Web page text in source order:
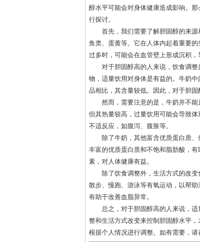
醇水平可能会对身体健康造成影响。
行探讨。
首先，我们需要了解胆固醇的来
鱼类、蛋黄等。它在人体内起着重要
过多时，可能会在血管壁上形成沉积，
对于胆固醇高的人来说，饮食调
物，适量饮用对身体是有益的。牛奶
品相比，其含量较低。因此，对于胆固
然而，需要注意的是，牛奶并不
但其热量较高，过量饮用可能会导致
不适反应，如腹泻、腹胀等。
除了牛奶，其他富含优质蛋白质
丰富的优质蛋白质和不饱和脂肪酸，
素，对人体健康有益。
除了饮食调整外，生活方式的改
散步、慢跑、游泳等有氧运动，以帮
有助于改善血脂异常。
总之，对于胆固醇高的人来说，
整和生活方式改变来控制胆固醇水平
根据个人情况进行调整。如有需要，请